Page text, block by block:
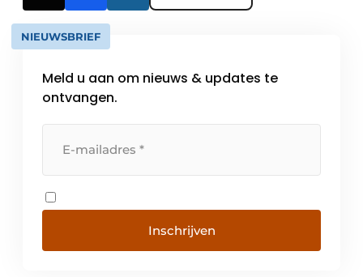
NIEUWSBRIEF
Meld u aan om nieuws & updates te
ontvangen.
Inschrijven